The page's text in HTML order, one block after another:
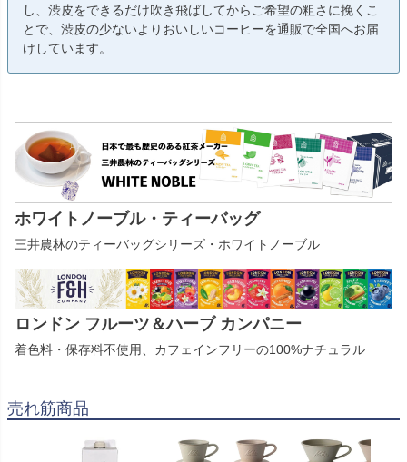
し、渋皮をできるだけ吹き飛ばしてからご希望の粗さに挽くこ
とで、渋皮の少ないよりおいしいコーヒーを通販で全国へお届
けしています。
ホワイトノーブル・ティーバッグ
三井農林のティーバッグシリーズ・ホワイトノーブル
ロンドン フルーツ＆ハーブ カンパニー
着色料・保存料不使用、カフェインフリーの100%ナチュラル
売れ筋商品